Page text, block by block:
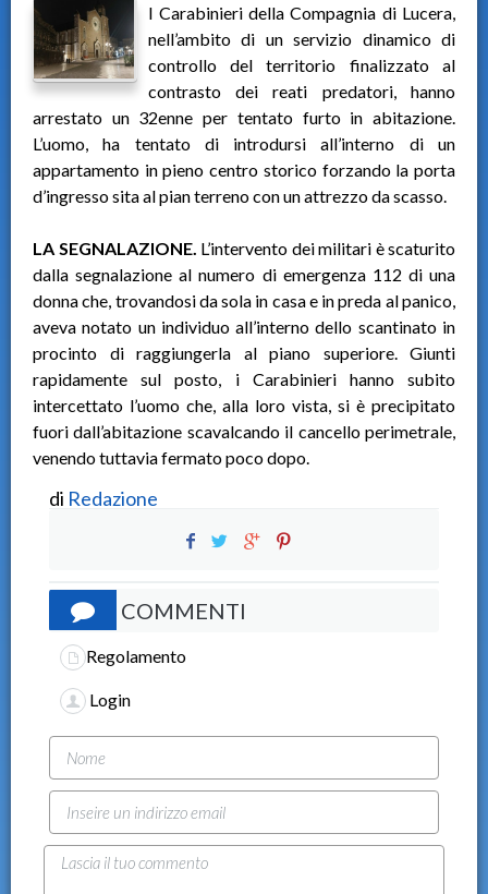
I Carabinieri della Compagnia di Lucera,
nell’ambito di un servizio dinamico di
controllo del territorio finalizzato al
contrasto dei reati predatori, hanno
arrestato un 32enne per tentato furto in abitazione.
L’uomo, ha tentato di introdursi all’interno di un
appartamento in pieno centro storico forzando la porta
d’ingresso sita al pian terreno con un attrezzo da scasso.
LA SEGNALAZIONE. L’intervento dei militari è scaturito
dalla segnalazione al numero di emergenza 112 di una
donna che, trovandosi da sola in casa e in preda al panico,
aveva notato un individuo all’interno dello scantinato in
procinto di raggiungerla al piano superiore. Giunti
rapidamente sul posto, i Carabinieri hanno subito
intercettato l’uomo che, alla loro vista, si è precipitato
fuori dall’abitazione scavalcando il cancello perimetrale,
venendo tuttavia fermato poco dopo.
di Redazione
COMMENTI
Regolamento
Login